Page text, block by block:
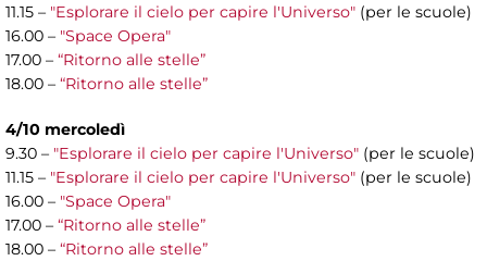
11.15 – "Esplorare il cielo per capire l'Universo" (per le scuole)
16.00 – "Space Opera"
17.00 – “Ritorno alle stelle”
18.00 – “Ritorno alle stelle”
4/10 mercoledì
9.30 – "Esplorare il cielo per capire l'Universo" (per le scuole)
11.15 – "Esplorare il cielo per capire l'Universo" (per le scuole)
16.00 – "Space Opera"
17.00 – “Ritorno alle stelle”
18.00 – “Ritorno alle stelle”